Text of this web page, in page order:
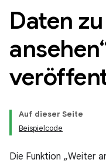
Daten
Auf dieser Seite
Beispielcode
Die Funktion „Weiter